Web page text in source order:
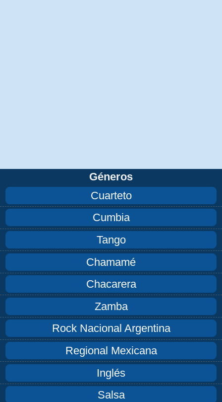
Géneros
Cuarteto
Cumbia
Tango
Chamamé
Chacarera
Zamba
Rock Nacional Argentina
Regional Mexicana
Inglés
Salsa